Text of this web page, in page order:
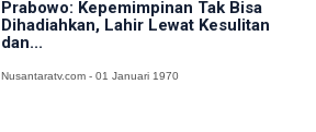
Prabowo: Kepemimpinan Tak Bisa
Dihadiahkan, Lahir Lewat Kesulitan
dan...
Nusantaratv.com - 01 Januari 1970